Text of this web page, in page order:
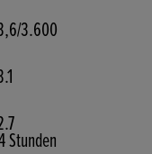
3.600
Stunden